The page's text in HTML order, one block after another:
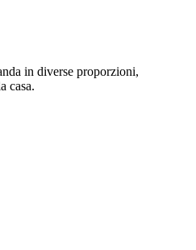
in diverse proporzioni,
casa.